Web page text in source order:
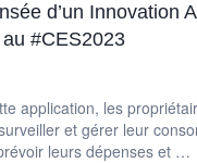
d’un Innovation
#CES2023
application, les
et gérer leur
leurs dépenses et …